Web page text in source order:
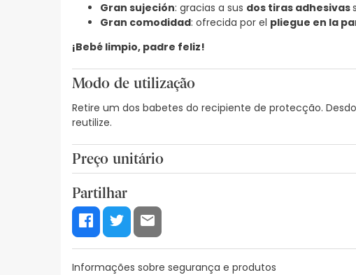
Gran sujeción: gracias a sus dos tiras adhesivas
Gran comodidad: ofrecida por el pliegue en la
¡Bebé limpio, padre feliz!
Modo de utilização
Retire um dos babetes do recipiente de protecção.
reutilize.
Preço unitário
Partilhar
Informações sobre segurança e produtos